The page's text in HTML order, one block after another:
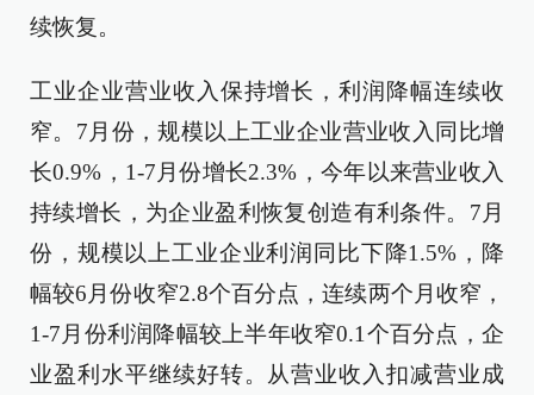
续恢复。
工业企业营业收入保持增长，利润降幅连续收
窄。7月份，规模以上工业企业营业收入同比增
长0.9%，1-7月份增长2.3%，今年以来营业收入
持续增长，为企业盈利恢复创造有利条件。7月
份，规模以上工业企业利润同比下降1.5%，降
幅较6月份收窄2.8个百分点，连续两个月收窄，
1-7月份利润降幅较上半年收窄0.1个百分点，企
业盈利水平继续好转。从营业收入扣减营业成